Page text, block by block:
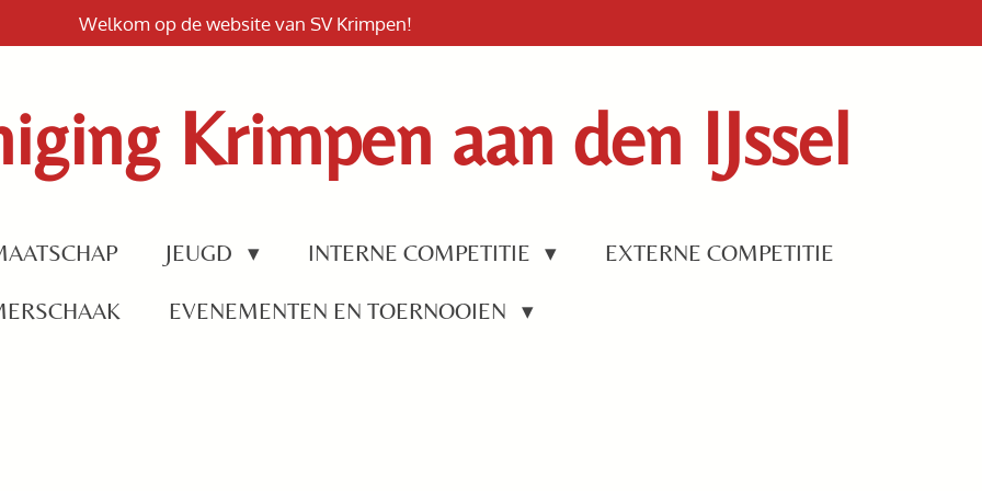
Welkom op de website van SV Krimpen!
Krimpen aan den IJssel
JEUGD INTERNE COMPETITIE EXTERNE COMPETITIE
EVENEMENTEN EN TOERNOOIEN